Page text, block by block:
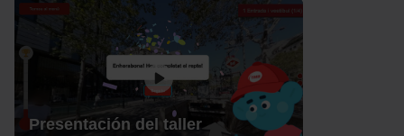
Presentación del taller